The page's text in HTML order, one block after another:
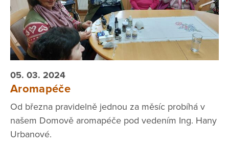
05. 03. 2024
Aromapéče
Od března pravidelně jednou za měsíc probíhá v
našem Domově aromapéče pod vedením Ing. Hany
Urbanové.